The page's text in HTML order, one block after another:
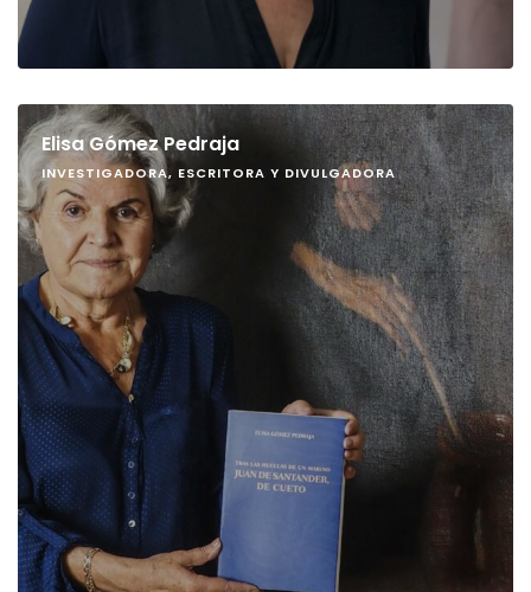
Elisa Gómez Pedraja
INVESTIGADORA, ESCRITORA Y DIVULGADORA